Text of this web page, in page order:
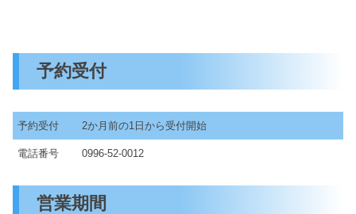
予約受付
予約受付 2か月前の1日から受付開始
電話番号 0996-52-0012
営業期間